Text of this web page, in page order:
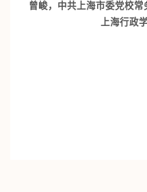
曾峻，中共上海市委党校常
上海行政